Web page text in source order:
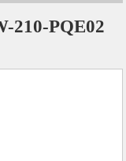
210-PQE02